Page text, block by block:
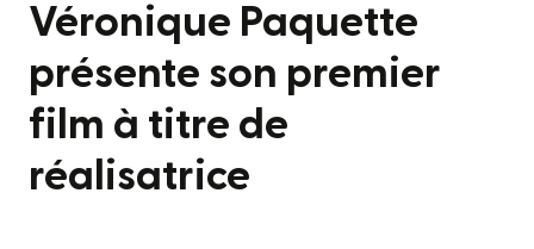
Véronique Paquette
présente son premier
film à titre de
réalisatrice